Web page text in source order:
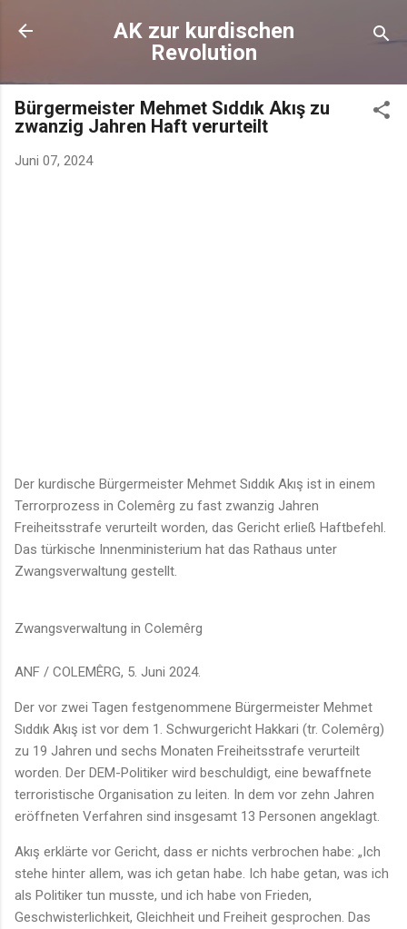
AK zur kurdischen
Revolution
Bürgermeister Mehmet Sıddık Akış zu
zwanzig Jahren Haft verurteilt
Juni 07, 2024
Der kurdische Bürgermeister Mehmet Sıddık Akış ist in einem
Terrorprozess in Colemêrg zu fast zwanzig Jahren
Freiheitsstrafe verurteilt worden, das Gericht erließ Haftbefehl.
Das türkische Innenministerium hat das Rathaus unter
Zwangsverwaltung gestellt.
Zwangsverwaltung in Colemêrg
ANF / COLEMÊRG, 5. Juni 2024.
Der vor zwei Tagen festgenommene Bürgermeister Mehmet
Sıddık Akış ist vor dem 1. Schwurgericht Hakkari (tr. Colemêrg)
zu 19 Jahren und sechs Monaten Freiheitsstrafe verurteilt
worden. Der DEM-Politiker wird beschuldigt, eine bewaffnete
terroristische Organisation zu leiten. In dem vor zehn Jahren
eröffneten Verfahren sind insgesamt 13 Personen angeklagt.
Akış erklärte vor Gericht, dass er nichts verbrochen habe: „Ich
stehe hinter allem, was ich getan habe. Ich habe getan, was ich
als Politiker tun musste, und ich habe von Frieden,
Geschwisterlichkeit, Gleichheit und Freiheit gesprochen. Das